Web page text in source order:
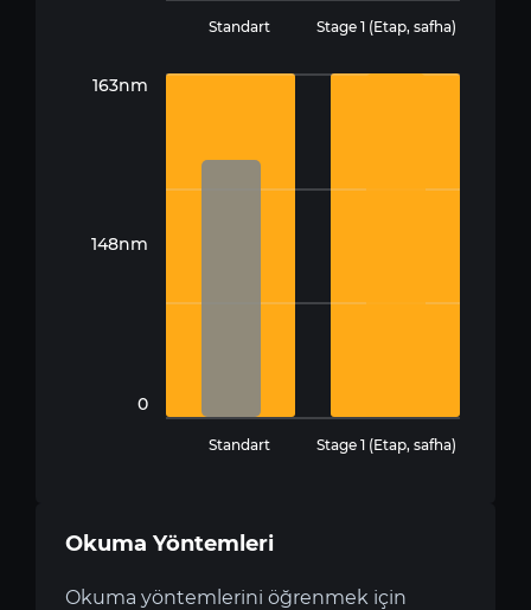
Standart Stage 1 (Etap, safha)
163nm
148nm
0
Standart Stage 1 (Etap, safha)
Okuma Yöntemleri
Okuma yöntemlerini öğrenmek için